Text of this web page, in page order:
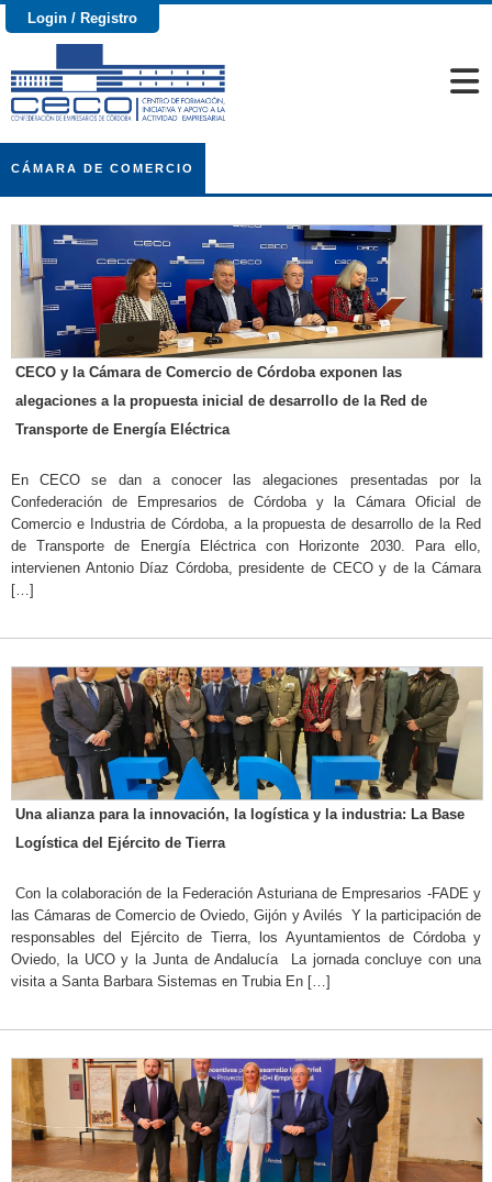
Login / Registro
CÁMARA DE COMERCIO
CECO y la Cámara de Comercio de Córdoba exponen las
alegaciones a la propuesta inicial de desarrollo de la Red de
Transporte de Energía Eléctrica
En CECO se dan a conocer las alegaciones presentadas por la
Confederación de Empresarios de Córdoba y la Cámara Oficial de
Comercio e Industria de Córdoba, a la propuesta de desarrollo de la Red
de Transporte de Energía Eléctrica con Horizonte 2030. Para ello,
intervienen Antonio Díaz Córdoba, presidente de CECO y de la Cámara
[…]
Una alianza para la innovación, la logística y la industria: La Base
Logística del Ejército de Tierra
Con la colaboración de la Federación Asturiana de Empresarios -FADE y
las Cámaras de Comercio de Oviedo, Gijón y Avilés Y la participación de
responsables del Ejército de Tierra, los Ayuntamientos de Córdoba y
Oviedo, la UCO y la Junta de Andalucía La jornada concluye con una
visita a Santa Barbara Sistemas en Trubia En […]